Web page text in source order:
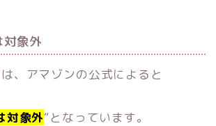
対象外
、アマゾンの公式によると
対象外“となっています。